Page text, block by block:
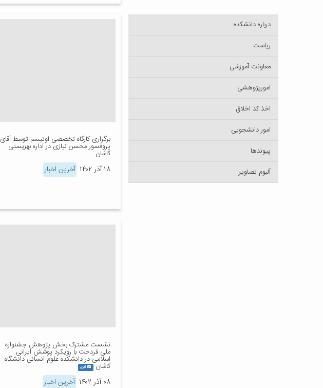
برگزاری کارگاه تخصصی اوتیسم توسط آقای
پروفسور محسن نیازی در اداره بهزیستی
کاشان
۱۸ آذر ۱۴۰۲ آخرین اخبار
نشست مشترک بخش پژوهش جشنواره
ملی فردخت با رویکرد پوشش ایرانی
اسلامی در دانشکده علوم انسانی دانشگاه
کاشان گالری
۰۸ آذر ۱۴۰۲ آخرین اخبار
درباره دانشکده
ریاست
معاونت آموزشی
امورپژوهشی
اخذ کد اخلاق
امور دانشجویی
پیوندها
آلبوم تصاویر